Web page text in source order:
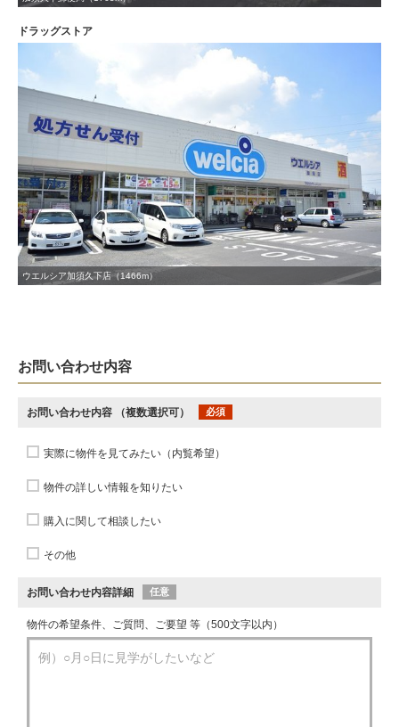
ドラッグストア
ウエルシア加須久下店（1466m）
お問い合わせ内容
お問い合わせ内容 （複数選択可） 必須
実際に物件を見てみたい（内覧希望）
物件の詳しい情報を知りたい
購入に関して相談したい
その他
お問い合わせ内容詳細 任意
物件の希望条件、ご質問、ご要望 等（500文字以内）